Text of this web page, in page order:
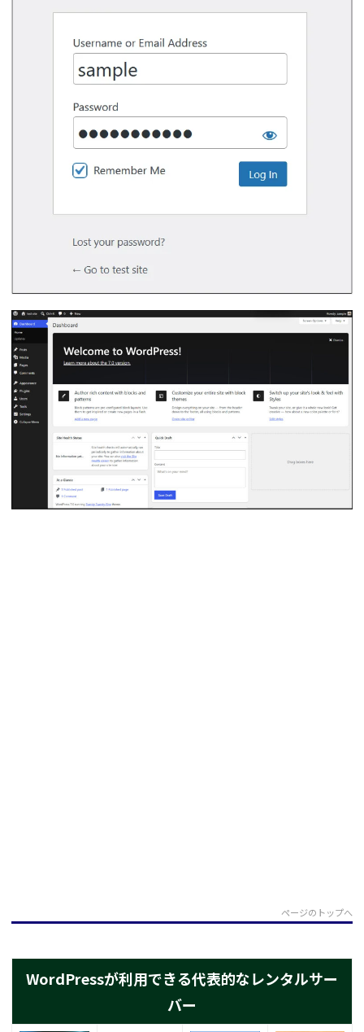
ページのトップへ
WordPressが利用できる代表的なレンタルサー
バー